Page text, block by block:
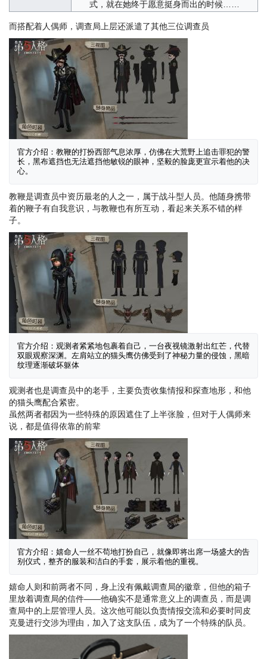
式，就在她终于愿意挺身而出的时候……
而搭配着人偶师，调查局上层还派遣了其他三位调查员
官方介绍：教鞭的打扮西部气息浓厚，仿佛在大荒野上追击罪犯的警
长，黑布遮挡也无法遮挡他敏锐的眼神，坚毅的脸庞更宣示着他的决
心。
教鞭是调查员中资历最老的人之一，属于战斗型人员。他随身携带
着的鞭子有自我意识，与教鞭也有所互动，看起来关系不错的样
子。
官方介绍：观测者紧紧地包裹着自己，一台夜视镜激射出红芒，代替
双眼观察深渊。左肩站立的猫头鹰仿佛受到了神秘力量的侵蚀，黑暗
纹理逐渐破坏躯体
观测者也是调查员中的老手，主要负责收集情报和探查地形，和他
的猫头鹰配合紧密。
虽然两者都因为一些特殊的原因遮住了上半张脸，但对于人偶师来
说，都是值得依靠的前辈
官方介绍：嬉命人一丝不苟地打扮自己，就像即将出席一场盛大的告
别仪式，整齐的服装和洁白的手套，展示着他的重视。
嬉命人则和前两者不同，身上没有佩戴调查局的徽章，但他的箱子
里放着调查局的信件——他确实不是通常意义上的调查员，而是调
查局中的上层管理人员。这次他可能以负责情报交流和必要时同皮
克曼进行交涉为理由，加入了这支队伍，成为了一个特殊的队员。